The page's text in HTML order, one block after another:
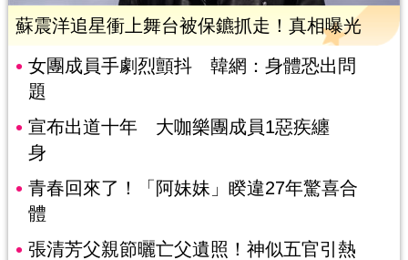
蘇震洋追星衝上舞台被保鑣抓走！真相曝光
女團成員手劇烈顫抖 韓網：身體恐出問
題
宣布出道十年 大咖樂團成員1惡疾纏
身
青春回來了！「阿妹妹」睽違27年驚喜合
體
張清芳父親節曬亡父遺照！神似五官引熱